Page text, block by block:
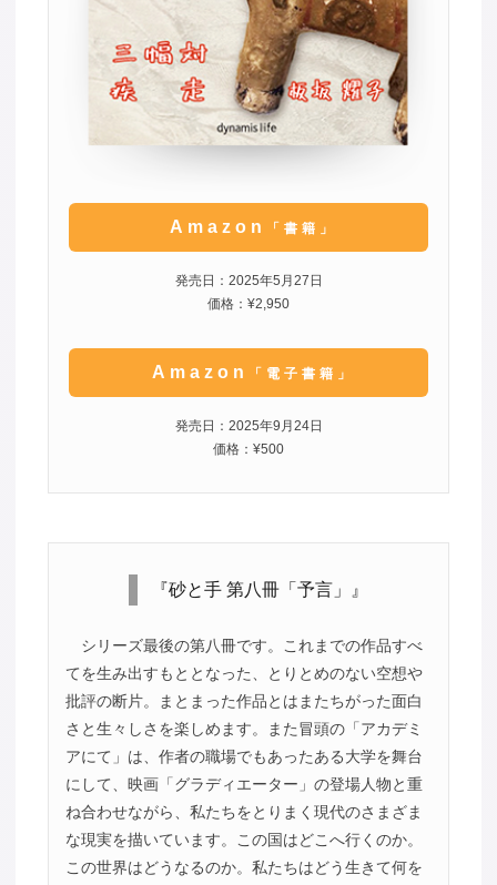
Amazon 「書籍」
発売日：2025年5月27日
価格：¥2,950
Amazon 「電子書籍」
発売日：2025年9月24日
価格：¥500
『砂と手 第八冊「予言」』
シリーズ最後の第八冊です。これまでの作品すべ
てを生み出すもととなった、とりとめのない空想や
批評の断片。まとまった作品とはまたちがった面白
さと生々しさを楽しめます。また冒頭の「アカデミ
アにて」は、作者の職場でもあったある大学を舞台
にして、映画「グラディエーター」の登場人物と重
ね合わせながら、私たちをとりまく現代のさまざま
な現実を描いています。この国はどこへ行くのか。
この世界はどうなるのか。私たちはどう生きて何を